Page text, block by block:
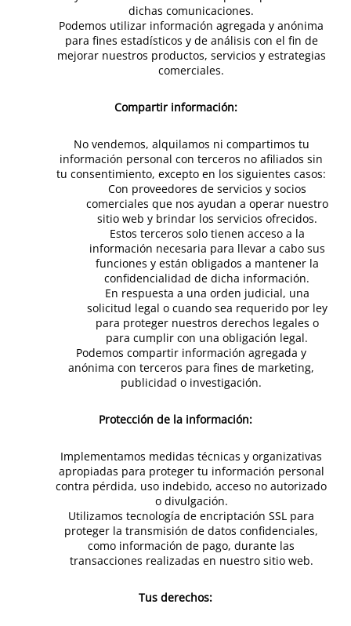
dichas comunicaciones.
Podemos utilizar información agregada y anónima
para fines estadísticos y de análisis con el fin de
mejorar nuestros productos, servicios y estrategias
comerciales.
Compartir información:
No vendemos, alquilamos ni compartimos tu
información personal con terceros no afiliados sin
tu consentimiento, excepto en los siguientes casos:
Con proveedores de servicios y socios
comerciales que nos ayudan a operar nuestro
sitio web y brindar los servicios ofrecidos.
Estos terceros solo tienen acceso a la
información necesaria para llevar a cabo sus
funciones y están obligados a mantener la
confidencialidad de dicha información.
En respuesta a una orden judicial, una
solicitud legal o cuando sea requerido por ley
para proteger nuestros derechos legales o
para cumplir con una obligación legal.
Podemos compartir información agregada y
anónima con terceros para fines de marketing,
publicidad o investigación.
Protección de la información:
Implementamos medidas técnicas y organizativas
apropiadas para proteger tu información personal
contra pérdida, uso indebido, acceso no autorizado
o divulgación.
Utilizamos tecnología de encriptación SSL para
proteger la transmisión de datos confidenciales,
como información de pago, durante las
transacciones realizadas en nuestro sitio web.
Tus derechos: